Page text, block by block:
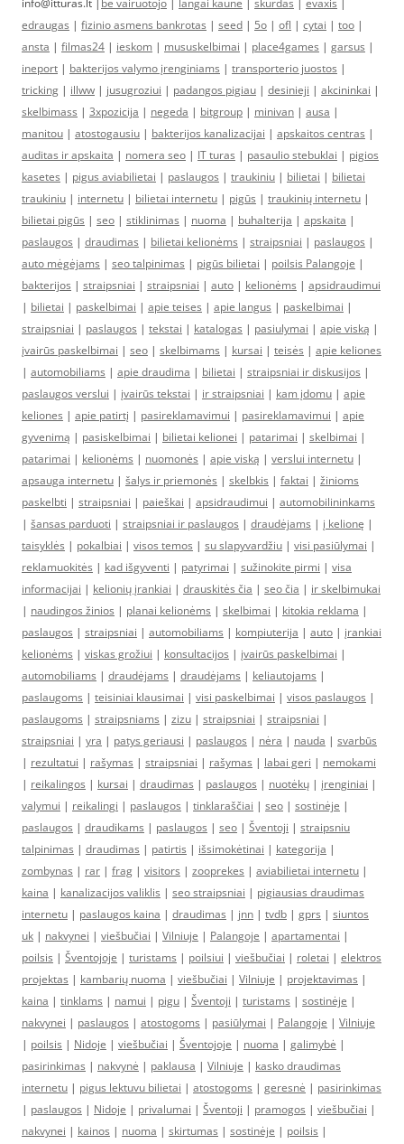
info@itturas.lt | be vairuotojo langai kaune skurdas evaxis
edraugas | fizinio asmens bankrotas | seed | 5o | ofl | cytai | too |
ansta | filmas24 | ieskom | mususkelbimai | place4games | garsus |
ineport | bakterijos valymo įrenginiams | transporterio juostos |
tricking | illww | jusugroziui | padangos pigiau | desinieji | akcininkai |
skelbimass | 3xpozicija | negeda | bitgroup | minivan | ausa |
manitou | atostogausiu | bakterijos kanalizacijai | apskaitos centras |
auditas ir apskaita | nomera seo | IT turas | pasaulio stebuklai | pigios
kasetes | pigus aviabilietai | paslaugos | traukiniu | bilietai | bilietai
traukiniu | internetu | bilietai internetu | pigūs | traukinių internetu |
bilietai pigūs | seo | stiklinimas | nuoma | buhalterija | apskaita |
paslaugos | draudimas | bilietai kelionėms | straipsniai | paslaugos |
auto mėgėjams | seo talpinimas | pigūs bilietai | poilsis Palangoje |
bakterijos | straipsniai | straipsniai | auto | kelionėms | apsidraudimui
| bilietai | paskelbimai | apie teises | apie langus | paskelbimai |
straipsniai | paslaugos | tekstai | katalogas | pasiulymai | apie viską |
įvairūs paskelbimai | seo | skelbimams | kursai | teisės | apie keliones
| automobiliams | apie draudima | bilietai | straipsniai ir diskusijos |
paslaugos verslui | įvairūs tekstai | ir straipsniai | kam įdomu | apie
keliones | apie patirtį | pasireklamavimui | pasireklamavimui | apie
gyvenimą | pasiskelbimai | bilietai kelionei | patarimai | skelbimai |
patarimai | kelionėms | nuomonės | apie viską | verslui internetu |
apsauga internetu | šalys ir priemonės | skelbkis | faktai | žinioms
paskelbti | straipsniai | paieškai | apsidraudimui | automobilininkams
| šansas parduoti | straipsniai ir paslaugos | draudėjams | į kelionę |
taisyklės | pokalbiai | visos temos | su slapyvardžiu | visi pasiūlymai |
reklamuokitės | kad išgyventi | patyrimai | sužinokite pirmi | visa
informacijai | kelionių įrankiai | drauskitės čia | seo čia | ir skelbimukai
| naudingos žinios | planai kelionėms | skelbimai | kitokia reklama |
paslaugos | straipsniai | automobiliams | kompiuterija | auto | įrankiai
kelionėms | viskas grožiui | konsultacijos | įvairūs paskelbimai |
automobiliams | draudėjams | draudėjams | keliautojams |
paslaugoms | teisiniai klausimai | visi paskelbimai | visos paslaugos |
paslaugoms | straipsniams | zizu | straipsniai | straipsniai |
straipsniai | yra | patys geriausi | paslaugos | nėra | nauda | svarbūs
| rezultatui | rašymas | straipsniai | rašymas | labai geri | nemokami
| reikalingos | kursai | draudimas | paslaugos | nuotėkų | įrenginiai |
valymui | reikalingi | paslaugos | tinklaraščiai | seo | sostinėje |
paslaugos | draudikams | paslaugos | seo | Šventoji | straipsniu
talpinimas | draudimas | patirtis | išsimokėtinai | kategorija |
zombynas | rar | frag | visitors | zooprekes | aviabilietai internetu |
kaina | kanalizacijos valiklis | seo straipsniai | pigiausias draudimas
internetu | paslaugos kaina | draudimas | jnn | tvdb | gprs | siuntos
uk | nakvynei | viešbučiai | Vilniuje | Palangoje | apartamentai |
poilsis | Šventojoje | turistams | poilsiui | viešbučiai | roletai | elektros
projektas | kambarių nuoma | viešbučiai | Vilniuje | projektavimas |
kaina | tinklams | namui | pigu | Šventoji | turistams | sostinėje |
nakvynei | paslaugos | atostogoms | pasiūlymai | Palangoje | Vilniuje
| poilsis | Nidoje | viešbučiai | Šventojoje | nuoma | galimybė |
pasirinkimas | nakvynė | paklausa | Vilniuje | kasko draudimas
internetu | pigus lektuvu bilietai | atostogoms | geresnė | pasirinkimas
| paslaugos | Nidoje | privalumai | Šventoji | pramogos | viešbučiai |
nakvynei | kainos | nuoma | skirtumas | sostinėje | poilsis |